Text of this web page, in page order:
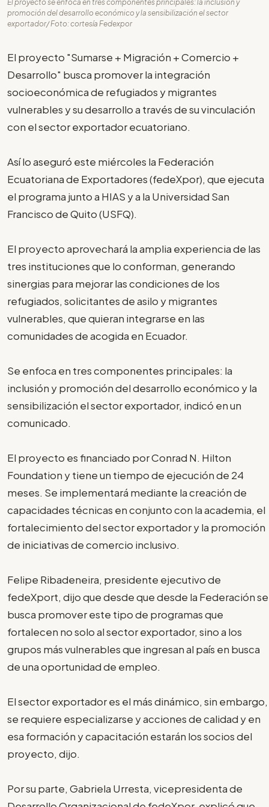
El proyecto se enfoca en tres componentes principales: la inclusión y
promoción del desarrollo económico y la sensibilización el sector
exportador/ Foto: cortesía Fedexpor
El proyecto "Sumarse + Migración + Comercio +
Desarrollo" busca promover la integración
socioeconómica de refugiados y migrantes
vulnerables y su desarrollo a través de su vinculación
con el sector exportador ecuatoriano.
Así lo aseguró este miércoles la Federación
Ecuatoriana de Exportadores (fedeXpor), que ejecuta
el programa junto a HIAS y a la Universidad San
Francisco de Quito (USFQ).
El proyecto aprovechará la amplia experiencia de las
tres instituciones que lo conforman, generando
sinergias para mejorar las condiciones de los
refugiados, solicitantes de asilo y migrantes
vulnerables, que quieran integrarse en las
comunidades de acogida en Ecuador.
Se enfoca en tres componentes principales: la
inclusión y promoción del desarrollo económico y la
sensibilización el sector exportador, indicó en un
comunicado.
El proyecto es financiado por Conrad N. Hilton
Foundation y tiene un tiempo de ejecución de 24
meses. Se implementará mediante la creación de
capacidades técnicas en conjunto con la academia, el
fortalecimiento del sector exportador y la promoción
de iniciativas de comercio inclusivo.
Felipe Ribadeneira, presidente ejecutivo de
fedeXport, dijo que desde que desde la Federación se
busca promover este tipo de programas que
fortalecen no solo al sector exportador, sino a los
grupos más vulnerables que ingresan al país en busca
de una oportunidad de empleo.
El sector exportador es el más dinámico, sin embargo,
se requiere especializarse y acciones de calidad y en
esa formación y capacitación estarán los socios del
proyecto, dijo.
Por su parte, Gabriela Urresta, vicepresidenta de